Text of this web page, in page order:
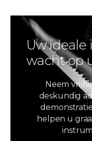
Uw
wacht op
Neem
deskundig
helpen u